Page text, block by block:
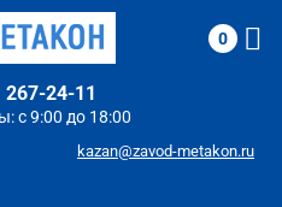
с 9:00 до 18:00
267-24-11
kazan@zavod-metakon.ru
0